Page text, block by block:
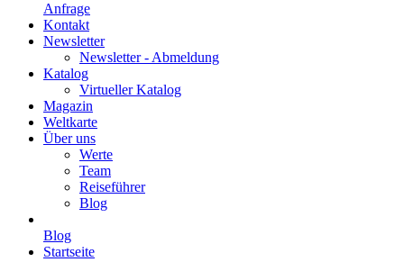
Anfrage
Kontakt
Newsletter
Newsletter - Abmeldung
Katalog
Virtueller Katalog
Magazin
Weltkarte
Über uns
Werte
Team
Reiseführer
Blog
Blog
Startseite